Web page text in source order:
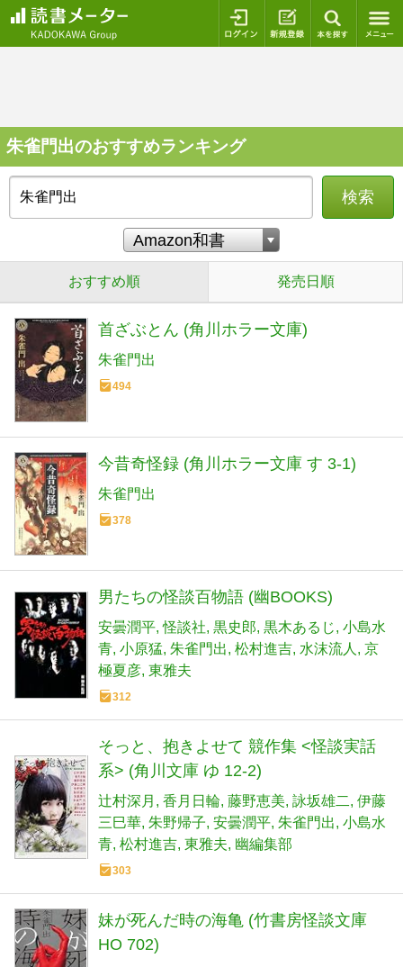
ログイン 新規登録
朱雀門出のおすすめランキング
検索
おすすめ順 発売日順
首ざぶとん (角川ホラー文庫)
朱雀門出
494
今昔奇怪録 (角川ホラー文庫 す 3-1)
朱雀門出
378
男たちの怪談百物語 (幽BOOKS)
安曇潤平 怪談社 黒史郎 黒木あるじ 小島水
青 小原猛 朱雀門出 松村進吉 水沫流人
京
極夏彦 東雅夫
312
そっと、抱きよせて 競作集 <怪談実話
系> (角川文庫 ゆ 12-2)
辻村深月 香月日輪 藤野恵美 詠坂雄二 伊藤
三巳華 朱野帰子 安曇潤平 朱雀門出 小島水
青 松村進吉 東雅夫 幽編集部
303
妹が死んだ時の海亀 (竹書房怪談文庫
HO 702)